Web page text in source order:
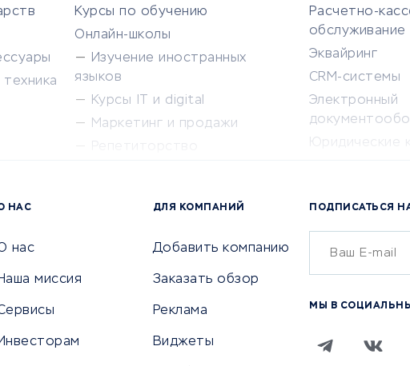
Курсы по обучению
Онлайн-школы
Изучение иностранных
языков
Курсы IT и digital
Маркетинг и продажи
Университеты
Расчетно-
обслуживание
Эквайринг
CRM-системы
Электронный
Юридические
Бухгалтерия
Онлайн-кассы
SERM
НАС
нас
миссия
ДЛЯ КОМПАНИЙ
Добавить компанию
Заказать обзор
Реклама
Виджеты
ПОДПИСАТЬСЯ
МЫ В